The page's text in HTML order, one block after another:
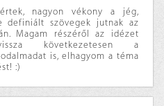
nagyon vékony a jég,
definiált szövegek jutnak az
Magam részéről az idézet
következetesen a
is, elhagyom a téma
:)